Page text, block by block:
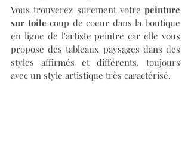
Vous trouverez surement votre peinture
sur toile coup de coeur dans la boutique
en ligne de l'artiste peintre car elle vous
propose des tableaux paysages dans des
styles affirmés et différents, toujours
avec un style artistique très caractérisé.